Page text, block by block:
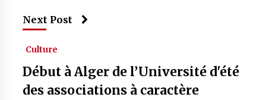
Next Post
Culture
Début à Alger de l’Université d'été
des associations à caractère